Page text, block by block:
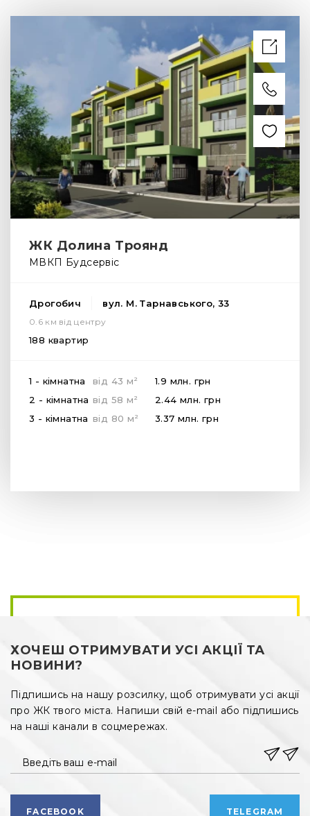
ЖК Долина Троянд
МВКП Будсервіс
Дрогобич вул. М. Тарнавського, 33
0.6 км від центру
188 квартир
1 - кімнатна від 43 м 2 1.9 млн. грн
2 - кімнатна від 58 м 2 2.44 млн. грн
3 - кімнатна від 80 м 2 3.37 млн. грн
ХОЧЕШ ОТРИМУВАТИ УСІ АКЦІЇ ТА
НОВИНИ?
Підпишись на нашу розсилку, щоб отримувати усі акції
про ЖК твого міста. Напиши свій e-mail або підпишись
на наші канали в соцмережах.
Введіть ваш e-mail
FACEBOOK TELEGRAM